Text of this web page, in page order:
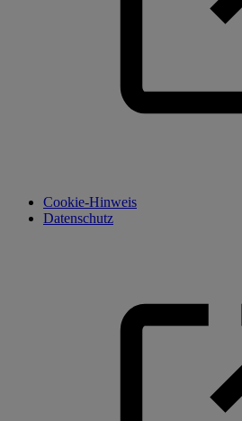
Cookie-Hinweis
Datenschutz